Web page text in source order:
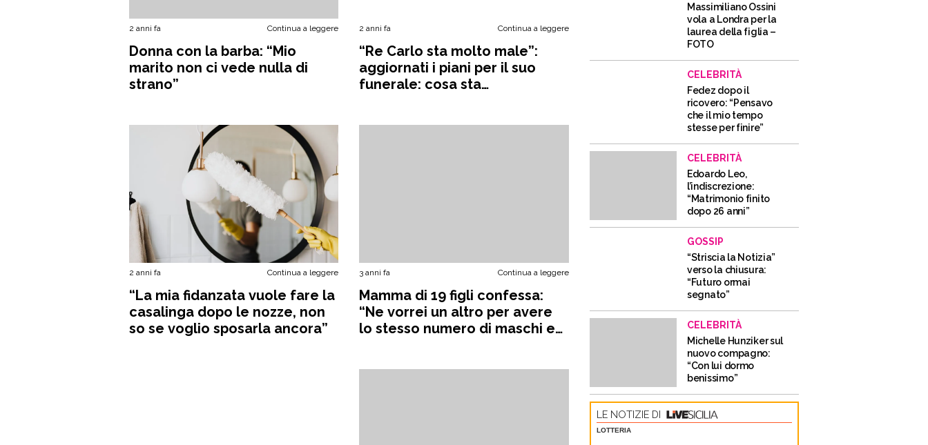
2 anni fa Continua a leggere
Donna con la barba: “Mio
marito non ci vede nulla di
strano”
2 anni fa Continua a leggere
“Re Carlo sta molto male”:
aggiornati i piani per il suo
funerale: cosa sta
2 anni fa Continua a leggere
“La mia fidanzata vuole fare la
casalinga dopo le nozze, non
so se voglio sposarla ancora”
3 anni fa Continua a leggere
Mamma di 19 figli confessa:
“Ne vorrei un altro per avere
lo stesso numero di maschi e
Massimiliano Ossini
vola a Londra per la
laurea della figlia –
FOTO
CELEBRITÀ
Fedez dopo il
ricovero: “Pensavo
che il mio tempo
stesse per finire”
CELEBRITÀ
Edoardo Leo,
l’indiscrezione:
“Matrimonio finito
dopo 26 anni”
GOSSIP
“Striscia la Notizia”
verso la chiusura:
“Futuro ormai
segnato”
CELEBRITÀ
Michelle Hunziker sul
nuovo compagno:
“Con lui dormo
benissimo”
LE NOTIZIE DI
LOTTERIA